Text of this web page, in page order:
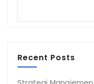
Recent Posts